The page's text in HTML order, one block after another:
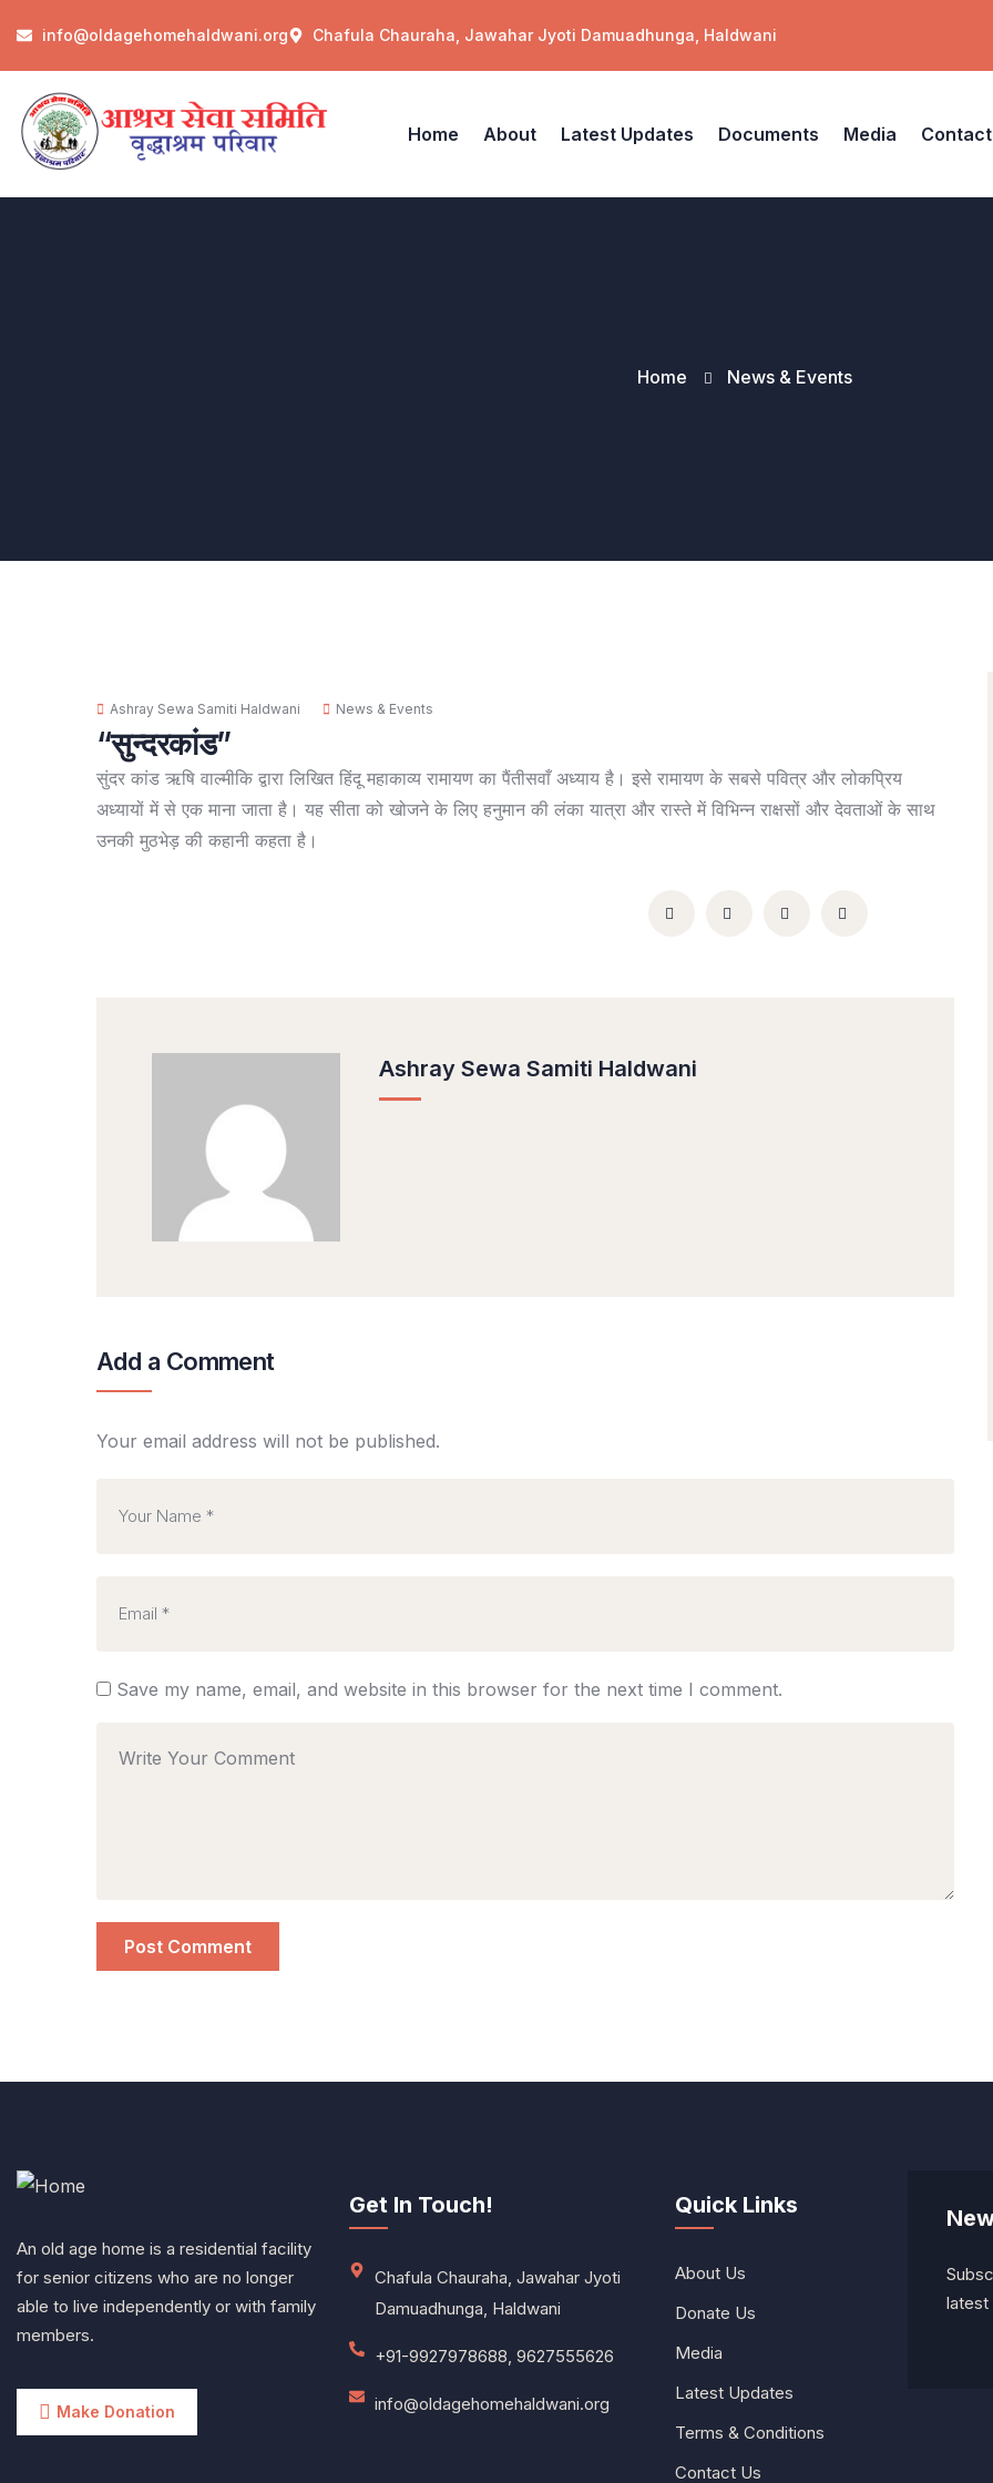
info@oldagehomehaldwani.org Chafula Chauraha, Jawahar Jyoti Damuadhunga, Haldwani
Home About Latest Updates Documents Media Contact
Home News & Events
Ashray Sewa Samiti Haldwani News & Events
“सुन्दरकांड”
सुंदर कांड ऋषि वाल्मीकि द्वारा लिखित हिंदू महाकाव्य रामायण का पैंतीसवाँ अध्याय है। इसे रामायण के सबसे पवित्र और लोकप्रिय
अध्यायों में से एक माना जाता है। यह सीता को खोजने के लिए हनुमान की लंका यात्रा और रास्ते में विभिन्न राक्षसों और देवताओं के साथ
उनकी मुठभेड़ की कहानी कहता है।
Ashray Sewa Samiti Haldwani
Add a Comment
Your email address will not be published.
Save my name, email, and website in this browser for the next time I comment.
An old age home is a residential facility
for senior citizens who are no longer
able to live independently or with family
members.
Make Donation
Get In Touch!
Chafula Chauraha, Jawahar Jyoti
Damuadhunga, Haldwani
+91-9927978688, 9627555626
info@oldagehomehaldwani.org
Quick Links
About Us
Donate Us
Media
Latest Updates
Terms & Conditions
Contact Us
latest